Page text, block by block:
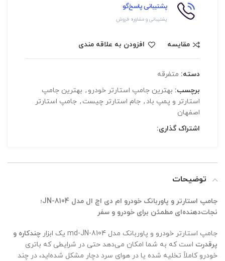
پشتیبانی پاسخ‌گو
پشتیبانی و مشاوره فروش
مقایسه افزودن به علاقه مندی
دسته: متفرقه
برچسب: بهترین جامپ استارتر خودرو , بهترین جامپ
استارتر و پمپ باد , جام استارتر چیست , جامپ استارتر
اصفهان
اشتراک گذاری:
توضیحات
جامپ استارتر و پاوربانک خودرو ام دی اچ ال مدل JN-8104؛
نجات‌دهنده‌ای مطمئن برای خودرو و سفر
جامپ استارتر خودرو و پاوربانک مدل md-JN-8104 یک ابزار
چندکاره و
پرقدرت است که به شما امکان می‌دهد حتی در شرایطی که باتری
خودرو کاملاً تخلیه شده یا در هوای سرد دچار مشکل شده‌اید، در چند